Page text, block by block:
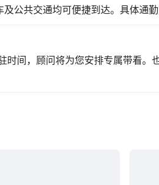
公共交通均可便捷到达。具体通
时间，顾问将为您安排专属带看。